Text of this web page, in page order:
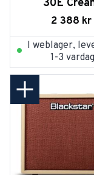
30E
2 388 kr
I weblager,
1-3